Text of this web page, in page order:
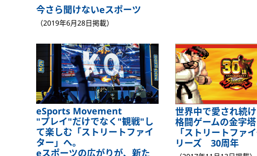
今さら聞けないeスポーツ
（2019年6月28日掲載）
eSports Movement
"プレイ"だけでなく"観戦"し
て楽しむ「ストリートファイ
ター」へ。
eスポーツの広がりが、新た
世界中で愛され続
格闘ゲームの金字塔
「ストリートファ
リーズ 30周年